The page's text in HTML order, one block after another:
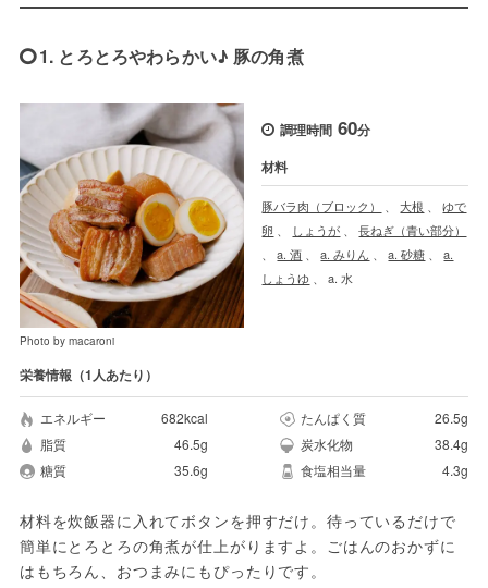
1. とろとろやわらかい♪ 豚の角煮
Photo by macaroni
調理時間 60分
材料
豚バラ肉（ブロック） 、大根 、ゆで
卵 、 しょうが 、長ねぎ（青い部分）
、a. 酒 、a. みりん 、a. 砂糖 、a.
しょうゆ 、a. 水
栄養情報（1人あたり）
エネルギー 682kcal たんぱく質
26.5g
脂質
46.5g 炭水化物
38.4g
糖質
35.6g 食塩相当量 4.3g
材料を炊飯器に入れてボタンを押すだけ。待っているだけで
簡単にとろとろの角煮が仕上がりますよ。ごはんのおかずに
はもちろん、おつまみにもぴったりです。